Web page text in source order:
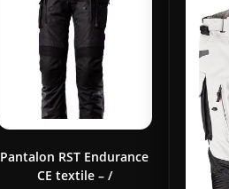
Pantalon RST Endurance
CE textile – /